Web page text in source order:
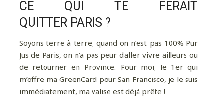
CE QUI TE FERAIT
QUITTER PARIS ?
Soyons terre à terre, quand on n’est pas 100% Pur
Jus de Paris, on n’a pas peur d’aller vivre ailleurs ou
de retourner en Province. Pour moi, le 1er qui
m’offre ma GreenCard pour San Francisco, je le suis
immédiatement, ma valise est déjà prête !